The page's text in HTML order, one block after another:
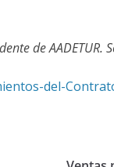
de AADETUR.
del-